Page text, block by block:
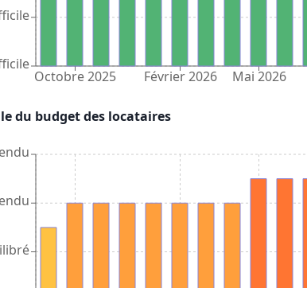
Octobre 2025 Février 2026 Mai 2026
du budget des locataires